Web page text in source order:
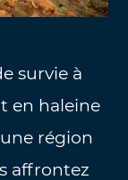
survie à
en haleine
région
affrontez